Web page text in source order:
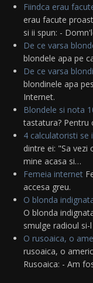
Fiindca erau
erau facute
si ii spun: -
De ce varsa
blondele apa pe
De ce varsa
blondinele apa
Internet.
Blondele si nota
tastatura? Pentru
4 calculatoristi se
dintre ei: "Sa vezi
mine acasa si…
Femeia internet
accesa greu.
O blonda
O blonda
smulge radioul
O rusoaica, o
rusoaica, o
Rusoaica: - Am